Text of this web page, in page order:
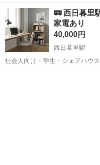
く・すぐ入居ができる 「いきなり内見は不安」 「条件が合うか分から
ない」 「写真だけじゃ判断できない」 そんな方のために
でのご...
東京 荒川区 町屋駅
🚃 西日暮里
家電あり
40,000円
西日暮里駅
社会人向け・学生・シェアハウス個室の
く・すぐ入居ができる 「いきなり内見は不安」 「条件が合うか分から